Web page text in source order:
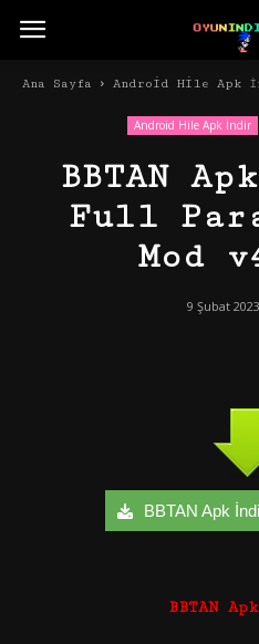
Ana Sayfa Android Hile Apk
Android Hile Apk İndir
BBTAN
Full
Mod
9 Şubat 2023
BBTAN Apk
BBTAN